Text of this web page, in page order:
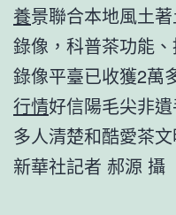
養景聯合本地風土
錄像，科普茶功能
錄像平臺已收獲2萬
行情好信陽毛尖非
多人清楚和酷愛茶文
新華社記者 郝源 攝